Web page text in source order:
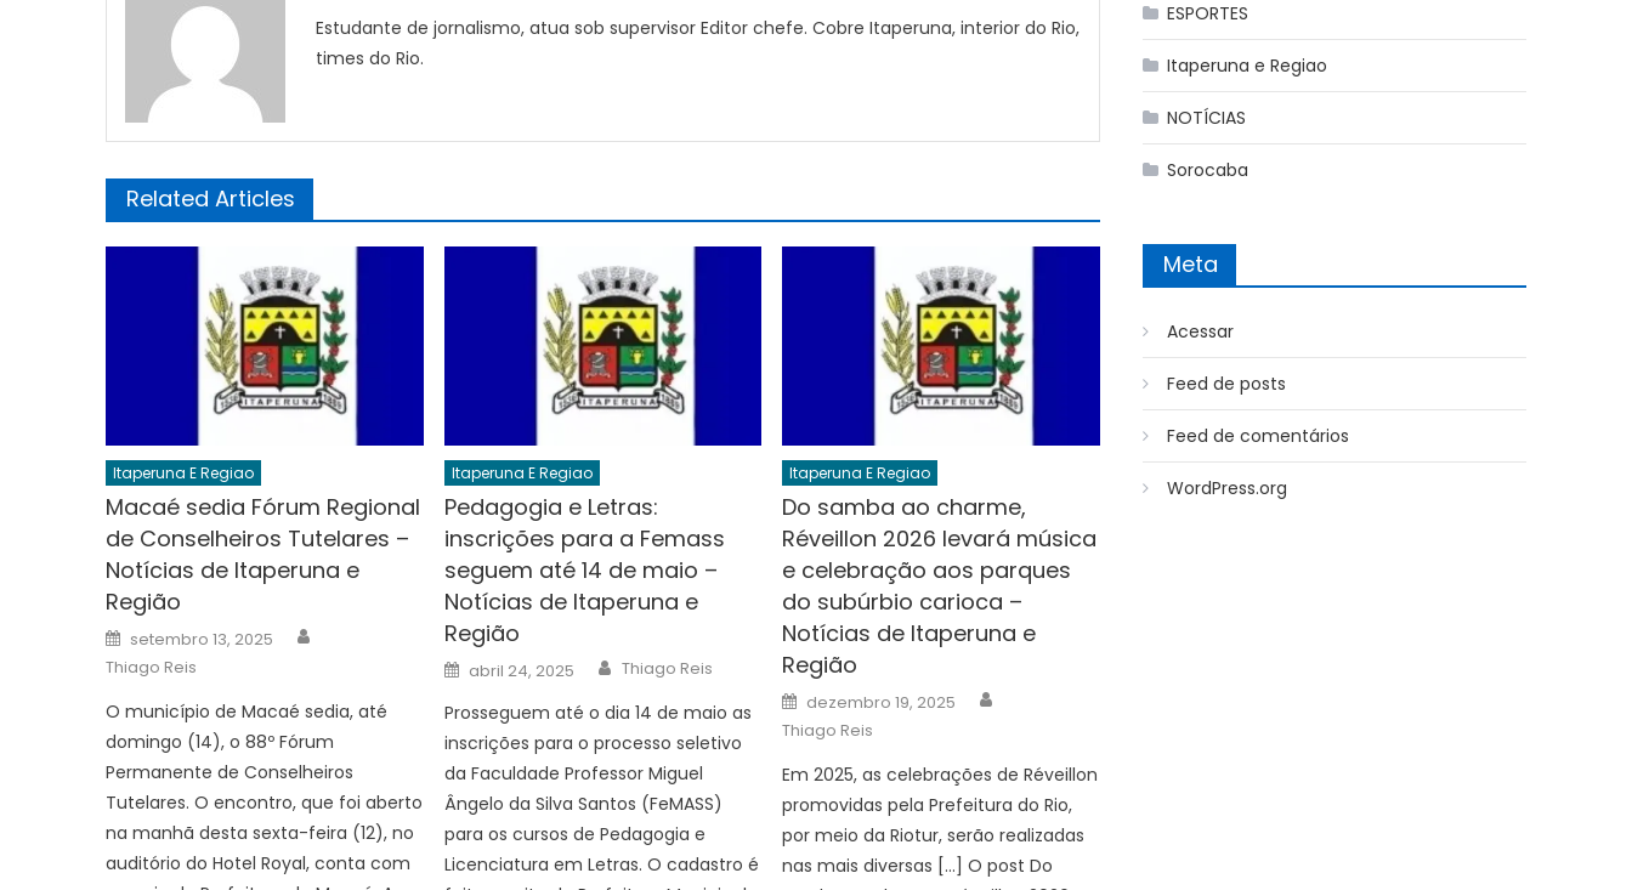
restaurado
Notícias
e
Estudante de jornalismo, atua sob supervisor Editor chefe. Cobre Itaperuna, interior do Rio,
times do Rio.
Related Articles
Itaperuna E Regiao
Macaé sedia Fórum Regional
de Conselheiros Tutelares –
Notícias de Itaperuna e
Região
Posted
on
setembro 13, 2025
Thiago Reis
O município de Macaé sedia, até
domingo (14), o 88º Fórum
Permanente de Conselheiros
Tutelares. O encontro, que foi aberto
na manhã desta sexta-feira (12), no
auditório do Hotel Royal, conta com
Itaperuna E Regiao
Pedagogia e Letras:
inscrições para a Femass
seguem até 14 de maio –
Notícias de Itaperuna e
Região
Posted
on
abril 24, 2025 Author
Thiago Reis
Prosseguem até o dia 14 de maio as
inscrições para o processo seletivo
da Faculdade Professor Miguel
Ângelo da Silva Santos (FeMASS)
para os cursos de Pedagogia e
Licenciatura em Letras. O cadastro é
Itaperuna E Regiao
Do samba ao charme,
Réveillon 2026 levará música
e celebração aos parques
do subúrbio carioca –
Notícias de Itaperuna e
Região
Posted
on
dezembro 19, 2025
Thiago Reis
Em 2025, as celebrações de Réveillon
promovidas pela Prefeitura do Rio,
por meio da Riotur, serão realizadas
nas mais diversas […] O post Do
ESPORTES
Itaperuna e Regiao
NOTÍCIAS
Sorocaba
Meta
Acessar
Feed de posts
Feed de comentários
WordPress.org